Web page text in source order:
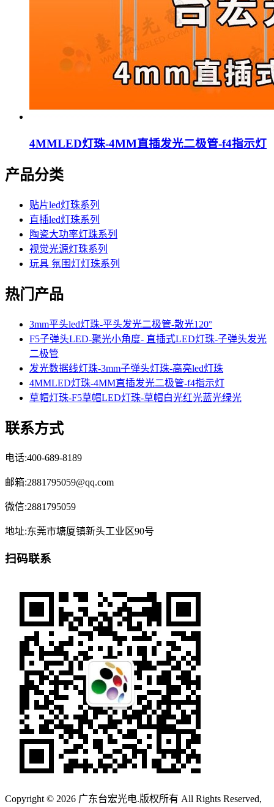
4MMLED灯珠-4MM直插发光二极管-f4指示灯
产品分类
贴片led灯珠系列
直插led灯珠系列
陶瓷大功率灯珠系列
视觉光源灯珠系列
玩具 氛围灯灯珠系列
热门产品
3mm平头led灯珠-平头发光二极管-散光120°
F5子弹头LED-聚光小角度- 直插式LED灯珠-子弹头发光
二极管
发光数据线灯珠-3mm子弹头灯珠-高亮led灯珠
4MMLED灯珠-4MM直插发光二极管-f4指示灯
草帽灯珠-F5草帽LED灯珠-草帽白光红光蓝光绿光
联系方式
电话:400-689-8189
邮箱:2881795059@qq.com
微信:2881795059
地址:东莞市塘厦镇新头工业区90号
扫码联系
Copyright © 2026 广东台宏光电.版权所有 All Rights Reserved,